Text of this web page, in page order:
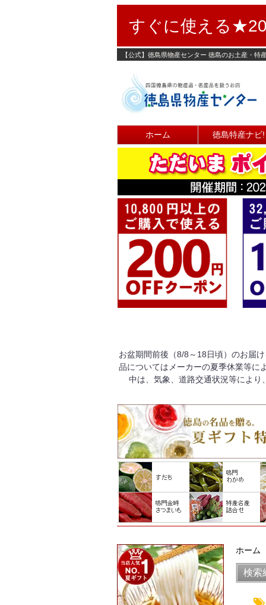
すぐに使える
【公式】徳島県物産センター 徳島のお土産・特
ホーム 徳島特産ナビ!
お盆期間前後（8/8～18日頃）のお届
品についてはメーカーの夏季休業等に
中は、気象、道路交通状況等によ
ホーム
検索